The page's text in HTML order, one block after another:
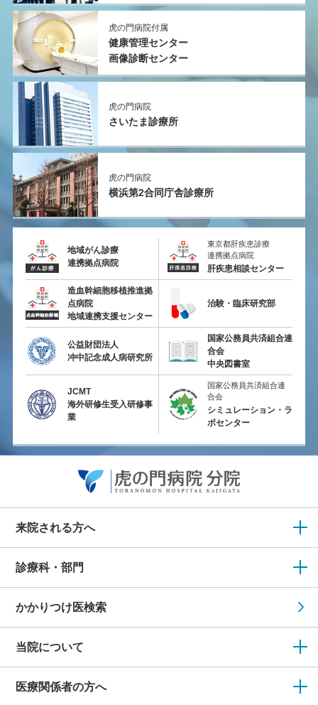
虎の門病院付属
健康管理センター
画像診断センター
虎の門病院
さいたま診療所
虎の門病院
横浜第2合同庁舎診療所
地域がん診療
連携拠点病院
東京都肝疾患診療
連携拠点病院
肝疾患相談センター
造血幹細胞移植推進拠
点病院
地域連携支援センター
治験・臨床研究部
公益財団法人
冲中記念成人病研究所
国家公務員共済組合連
合会
中央図書室
JCMT
海外研修生受入研修事
業
国家公務員共済組合連
合会
シミュレーション・ラ
ボセンター
来院される方へ
診療科・部門
かかりつけ医検索
当院について
医療関係者の方へ